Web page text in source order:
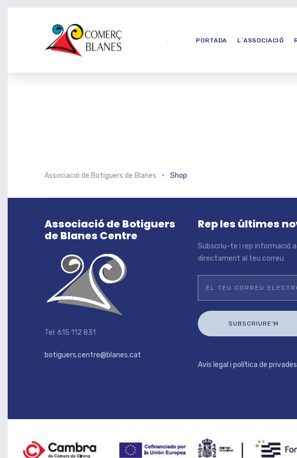
PORTADA L´ASSOCIACIÓ
Associació de Botiguers de Blanes Shop
Associació de Botiguers
de Blanes Centre
Tel: 615 112 831
botiguers.centre@blanes.cat
Rep les últimes
Subscriu-te i rep informació
directament al teu correu.
Avís legal i política de